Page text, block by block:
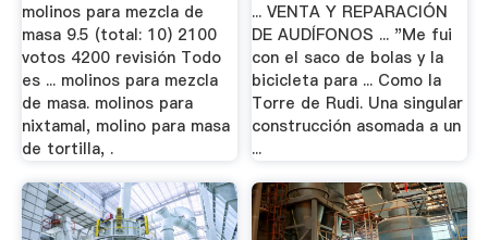
molinos para mezcla de
masa 9.5 (total: 10) 2100
votos 4200 revisión Todo
es ... molinos para mezcla
de masa. molinos para
nixtamal, molino para masa
de tortilla, .
... VENTA Y REPARACIÓN
DE AUDÍFONOS ... "Me fui
con el saco de bolas y la
bicicleta para ... Como la
Torre de Rudi. Una singular
construcción asomada a un
...